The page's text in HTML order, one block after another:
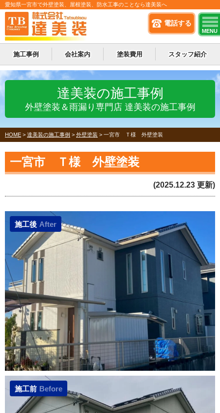
電話する
MENU
愛知県一宮市で外壁塗装、屋根塗装、防水工事のことなら達美装へ
施工事例 会社案内 塗装費用 スタッフ紹介
達美装の施工事例
外壁塗装＆雨漏り専門店 達美装の施工事例
HOME > 達美装の施工事例 > 外壁塗装 > 一宮市 Ｔ様 外壁塗装
一宮市 Ｔ様 外壁塗装
(2025.12.23 更新)
施工後 After
施工前 Before